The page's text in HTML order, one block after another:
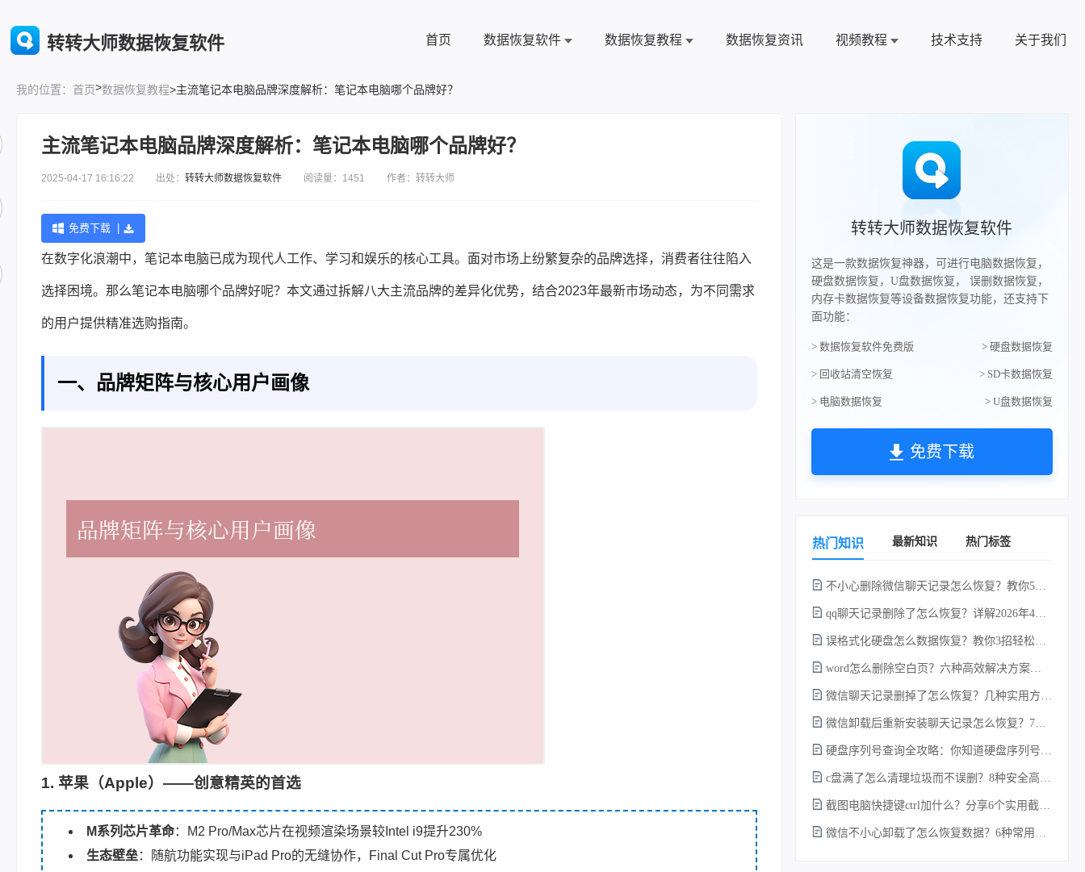
转转大师数据恢复软件 首页 数据恢复软件 数据恢复教程 数据恢复资讯 视频教程 技术支持 关于我们
我的位置： 首页>数据恢复教程>主流笔记本电脑品牌深度解析：笔记本电脑哪个品牌好？
主流笔记本电脑品牌深度解析：笔记本电脑哪个品牌好？
2025-04-17 16:16:22 出处： 转转大师数据恢复软件 阅读量：1451 作者：转转大师
免费下载 |
在数字化浪潮中，笔记本电脑已成为现代人工作、学习和娱乐的核心工具。面对市场上纷繁复杂的品牌选择，消费者往往陷入
选择困境。那么笔记本电脑哪个品牌好呢？本文通过拆解八大主流品牌的差异化优势，结合2023年最新市场动态，为不同需求
的用户提供精准选购指南。
一、品牌矩阵与核心用户画像
1. 苹果（Apple）——创意精英的首选
M系列芯片革命：M2 Pro/Max芯片在视频渲染场景较Intel i9提升230%
生态壁垒：随航功能实现与iPad Pro的无缝协作，Final Cut Pro专属优化
转转大师数据恢复软件
这是一款数据恢复神器，可进行电脑数据恢复，
硬盘数据恢复，U盘数据恢复， 误删数据恢复，
内存卡数据恢复等设备数据恢复功能，还支持下
面功能：
> 数据恢复软件免费版 > 硬盘数据恢复
> 回收站清空恢复 > SD卡数据恢复
> 电脑数据恢复 > U盘数据恢复
免费下载
热门知识 最新知识 热门标签
不小心删除微信聊天记录怎么恢复？教你5种简单找回的方法！
qq聊天记录删除了怎么恢复？详解2026年4种常用有效的方法（支持.db数据库提取）
误格式化硬盘怎么数据恢复？教你3招轻松恢复！
word怎么删除空白页？六种高效解决方案（2026年最新实操指南）！
微信聊天记录删掉了怎么恢复？几种实用方法详解！
微信卸载后重新安装聊天记录怎么恢复？7种实测有效的恢复方案详解！
硬盘序列号查询全攻略：你知道硬盘序列号怎么查吗？
c盘满了怎么清理垃圾而不误删？8种安全高效的方法详解+误删恢复指南！
截图电脑快捷键ctrl加什么？分享6个实用截图方法！
微信不小心卸载了怎么恢复数据？6种常用方法详解！